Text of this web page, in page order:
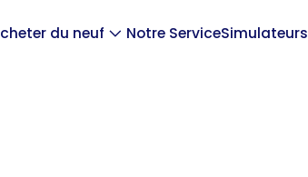
du neuf Notre ServiceSimulateurs